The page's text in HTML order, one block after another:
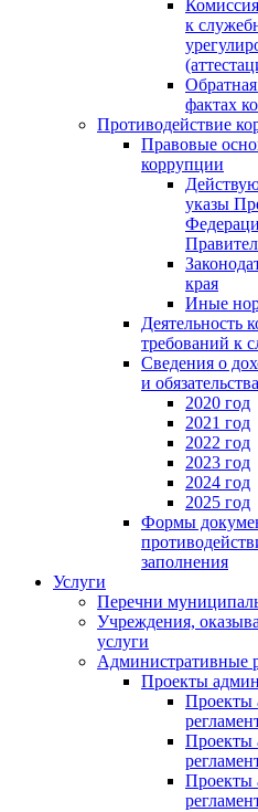
к
фактах
Противодействие
Правовые
коррупции
указы
края
Иные
Деятельность
требований к
Сведения о
и
2020 год
2021 год
2022 год
2023 год
2024 год
2025 год
Формы
заполнения
Услуги
Перечни
Учреждения,
услуги
Административные
Проекты
Проекты
Проекты
Проекты